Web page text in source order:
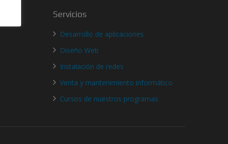
Servicios
Desarrollo de aplicaciones
Diseño Web
Instalación de redes
Venta y mantenimiento informático
Cursos de nuestros programas